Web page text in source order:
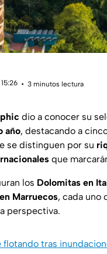
3 minutos lectura
dio a conocer su
año, destacando a
se distinguen por su
que
los Dolomitas en
Marruecos, cada uno
perspectiva.
tras